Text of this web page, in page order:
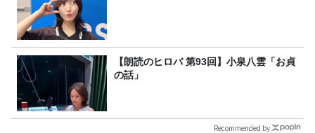
【朗読のヒロバ 第93回】小泉八雲「お貞
の話」
Recommended by